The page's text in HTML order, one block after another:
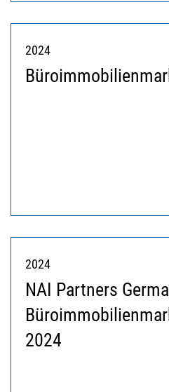
2024
2024
NAI Partners
2024